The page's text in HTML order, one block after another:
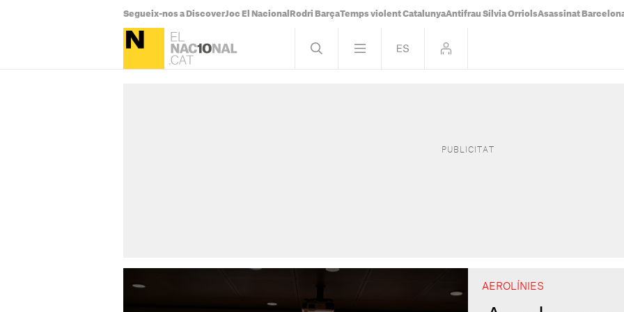
Segueix-nos a DiscoverJoc El Nacional Rodri BarçaTemps violent CatalunyaAntifrau Sílvia OrriolsAsassinat
AEROLÍNIES